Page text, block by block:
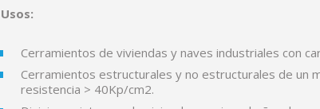
Usos:
Cerramientos de viviendas y naves industriales con
Cerramientos estructurales y no estructurales de un
resistencia > 40Kp/cm2.